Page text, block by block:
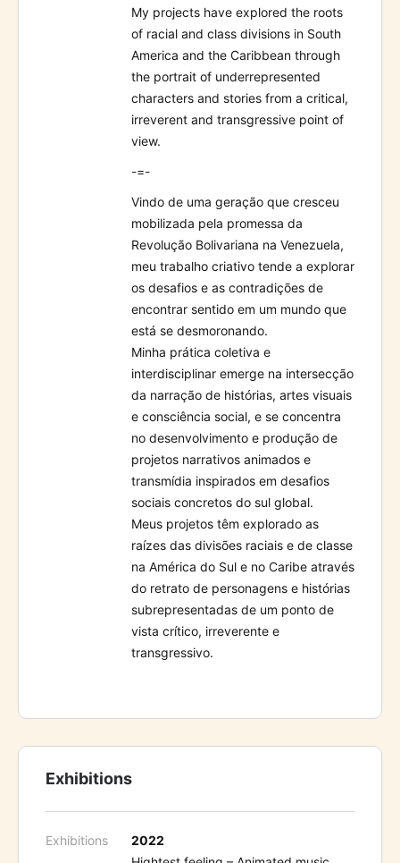
My projects have explored the roots
of racial and class divisions in South
America and the Caribbean through
the portrait of underrepresented
characters and stories from a critical,
irreverent and transgressive point of
view.
-=-
Vindo de uma geração que cresceu
mobilizada pela promessa da
Revolução Bolivariana na Venezuela,
meu trabalho criativo tende a explorar
os desafios e as contradições de
encontrar sentido em um mundo que
está se desmoronando.
Minha prática coletiva e
interdisciplinar emerge na intersecção
da narração de histórias, artes visuais
e consciência social, e se concentra
no desenvolvimento e produção de
projetos narrativos animados e
transmídia inspirados em desafios
sociais concretos do sul global.
Meus projetos têm explorado as
raízes das divisões raciais e de classe
na América do Sul e no Caribe através
do retrato de personagens e histórias
subrepresentadas de um ponto de
vista crítico, irreverente e
transgressivo.
Exhibitions
Exhibitions
2022